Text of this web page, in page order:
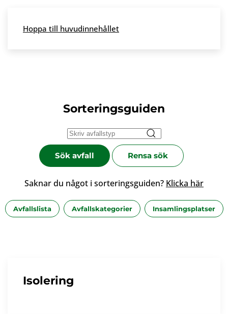
Skip to main content
Hoppa till huvudinnehållet
Sorteringsguiden
Sök avfall Rensa sök
Saknar du något i sorteringsguiden? Klicka här
Avfallslista Avfallskategorier Insamlingsplatser
Isolering